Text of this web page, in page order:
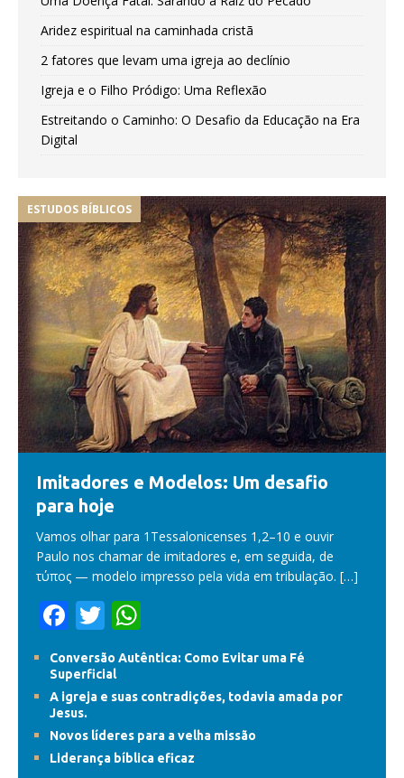
Aridez espiritual na caminhada cristã
2 fatores que levam uma igreja ao declínio
Igreja e o Filho Pródigo: Uma Reflexão
Estreitando o Caminho: O Desafio da Educação na Era
Digital
ESTUDOS BÍBLICOS
Imitadores e Modelos: Um desafio
para hoje
Vamos olhar para 1Tessalonicenses 1,2–10 e ouvir
Paulo nos chamar de imitadores e, em seguida, de
τύπος — modelo impresso pela vida em tribulação. […]
F
e
b
o
o
T
w
itt
er
h
at
s
A
p
Conversão Autêntica: Como Evitar uma Fé
Superficial
A igreja e suas contradições, todavia amada por
Jesus.
Novos líderes para a velha missão
Liderança bíblica eficaz